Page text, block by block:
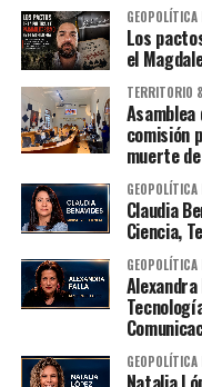
GEOPOLÍTICA
Los
el
TERRITORIO
comisión
muerte
GEOPOLÍTICA
Claudia
Ciencia,
GEOPOLÍTICA
GEOPOLÍTICA